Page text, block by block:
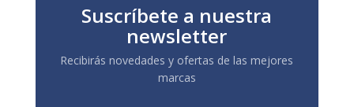
Suscríbete a nuestra
newsletter
Recibirás novedades y ofertas de las mejores
marcas